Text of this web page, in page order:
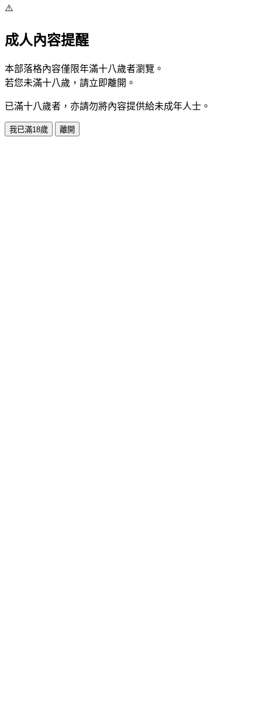
⚠️
成人內容提醒
本部落格內容僅限年滿十八歲者瀏覽。
若您未滿十八歲，請立即離開。
已滿十八歲者，亦請勿將內容提供給未成年人士。
我已滿18歲 離開